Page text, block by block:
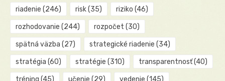
riadenie (246) risk(35) riziko (46)
rozhodovanie (244) rozpočet (30)
spätná väzba (27) strategické riadenie (34)
stratégia (60) stratégie (310) transparentnosť(40)
tréning (45) učenie (29) vedenie (145)